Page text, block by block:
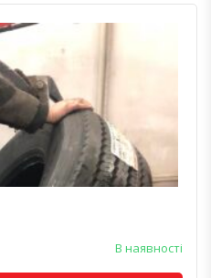
В наявності